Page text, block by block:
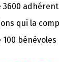
3600
qui la
100 bénévoles